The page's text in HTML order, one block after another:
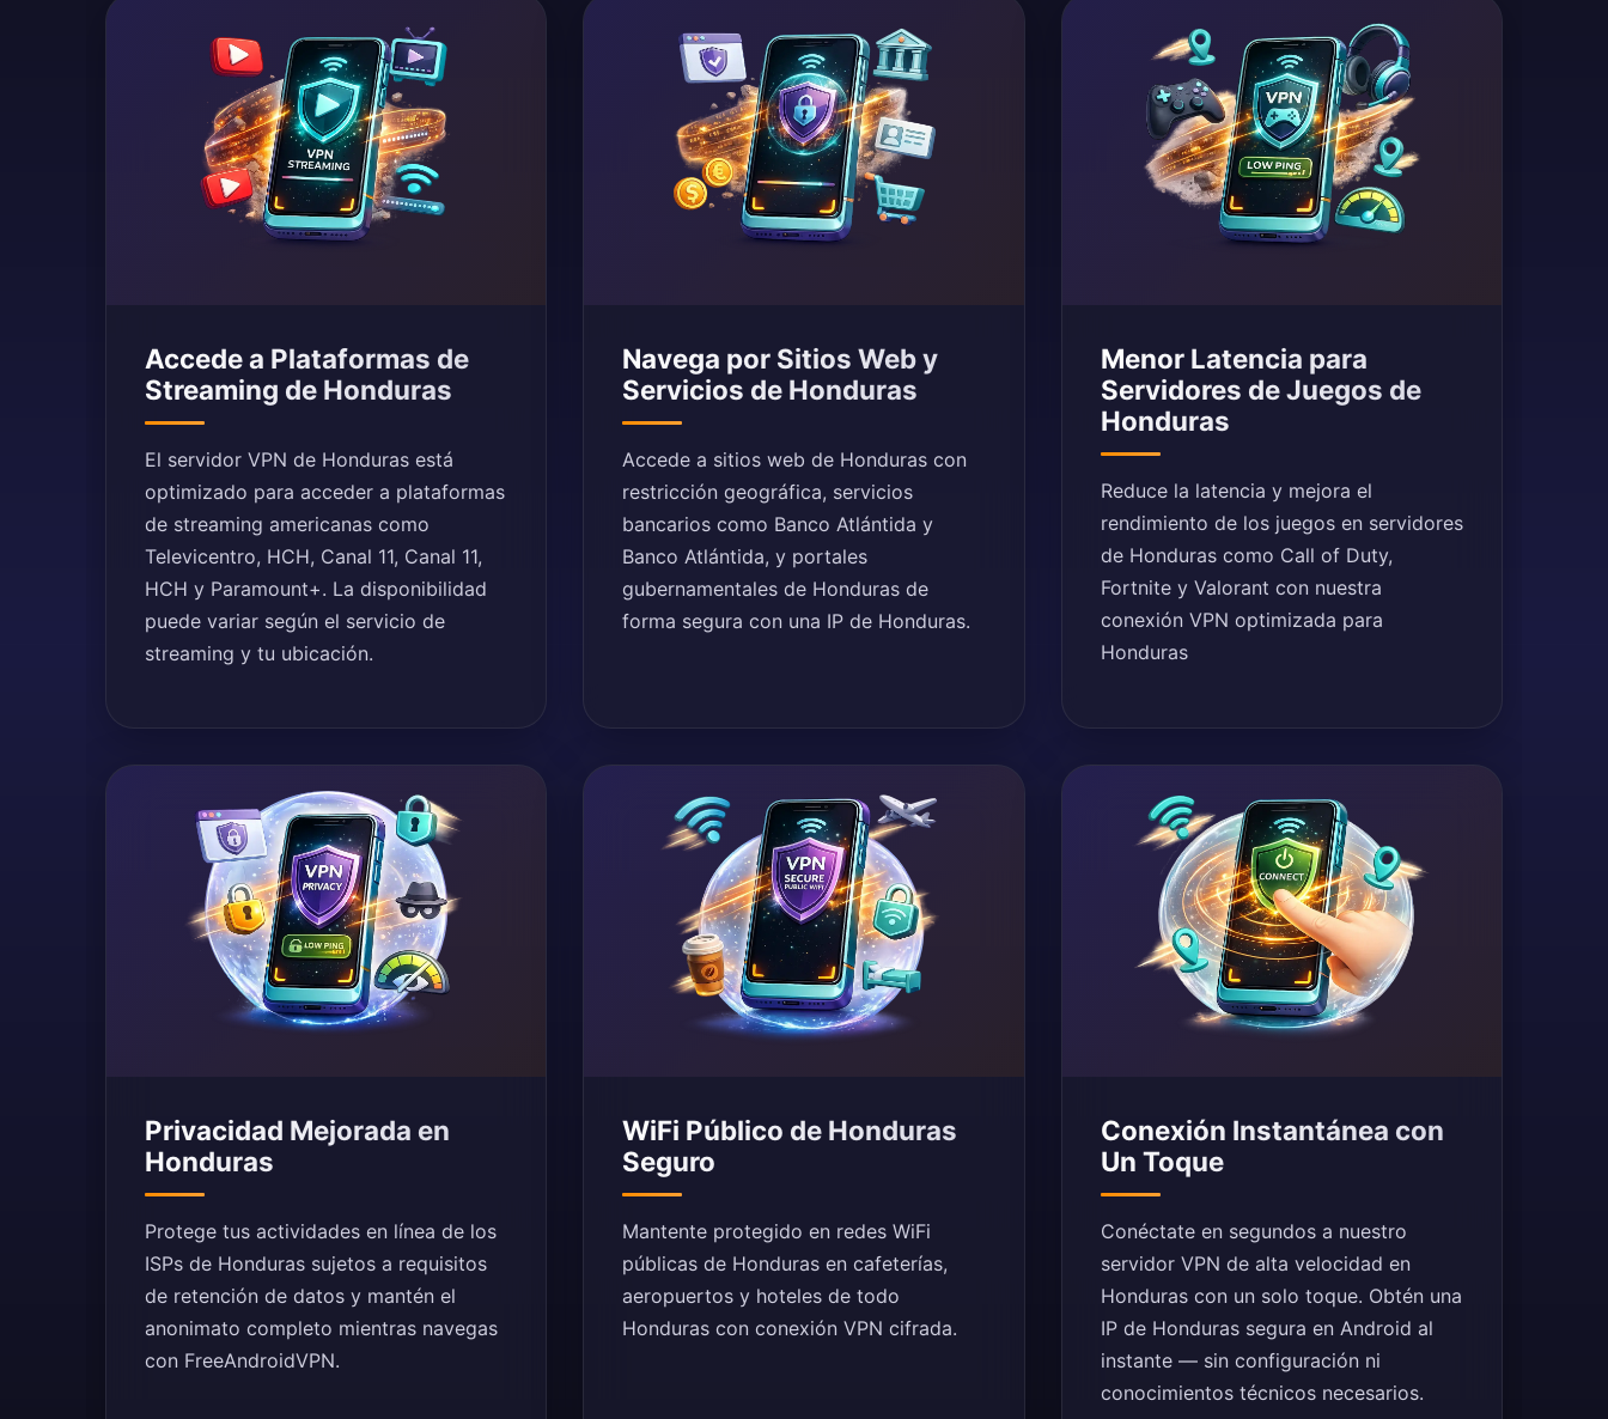
Accede a Plataformas de
Streaming de Honduras
El servidor VPN de Honduras está
optimizado para acceder a plataformas
de streaming americanas como
Televicentro, HCH, Canal 11, Canal 11,
HCH y Paramount+. La disponibilidad
puede variar según el servicio de
streaming y tu ubicación.
Navega por Sitios Web y
Servicios de Honduras
Accede a sitios web de Honduras con
restricción geográfica, servicios
bancarios como Banco Atlántida y
Banco Atlántida, y portales
gubernamentales de Honduras de
forma segura con una IP de Honduras.
Menor Latencia para
Servidores de Juegos de
Honduras
Reduce la latencia y mejora el
rendimiento de los juegos en servidores
de Honduras como Call of Duty,
Fortnite y Valorant con nuestra
conexión VPN optimizada para
Honduras
Privacidad Mejorada en
Honduras
Protege tus actividades en línea de los
ISPs de Honduras sujetos a requisitos
de retención de datos y mantén el
anonimato completo mientras navegas
con FreeAndroidVPN.
WiFi Público de Honduras
Seguro
Mantente protegido en redes WiFi
públicas de Honduras en cafeterías,
aeropuertos y hoteles de todo
Honduras con conexión VPN cifrada.
Conexión Instantánea con
Un Toque
Conéctate en segundos a nuestro
servidor VPN de alta velocidad en
Honduras con un solo toque. Obtén una
IP de Honduras segura en Android al
instante — sin configuración ni
conocimientos técnicos necesarios.